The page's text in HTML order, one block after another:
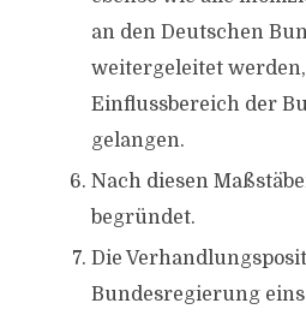
an den Deutschen
weitergeleitet
Einflussbereich der
gelangen.
Nach diesen
begründet.
Die
Bundesregierung